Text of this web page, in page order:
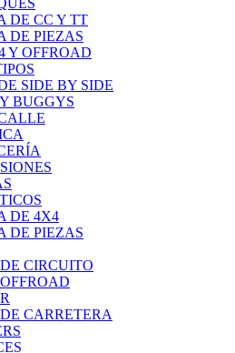
DE CC Y TT
DE PIEZAS
Y OFFROAD
SIDE BY SIDE
BUGGYS
DE 4X4
DE PIEZAS
CIRCUITO
CARRETERA